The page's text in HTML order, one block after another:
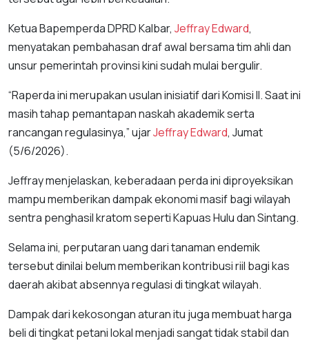
Ketua Bapemperda DPRD Kalbar, Jeffray Edward,
menyatakan pembahasan draf awal bersama tim ahli dan
unsur pemerintah provinsi kini sudah mulai bergulir.
“Raperda ini merupakan usulan inisiatif dari Komisi II. Saat ini
masih tahap pemantapan naskah akademik serta
rancangan regulasinya,” ujarJeffray Edward, Jumat
(5/6/2026).
Jeffray menjelaskan, keberadaan perda ini diproyeksikan
mampu memberikan dampak ekonomi masif bagi wilayah
sentra penghasil kratom seperti Kapuas Hulu dan Sintang.
Selama ini, perputaran uang dari tanaman endemik
tersebut dinilai belum memberikan kontribusi riil bagi kas
daerah akibat absennya regulasi di tingkat wilayah.
Dampak dari kekosongan aturan itu juga membuat harga
beli di tingkat petani lokal menjadi sangat tidak stabil dan